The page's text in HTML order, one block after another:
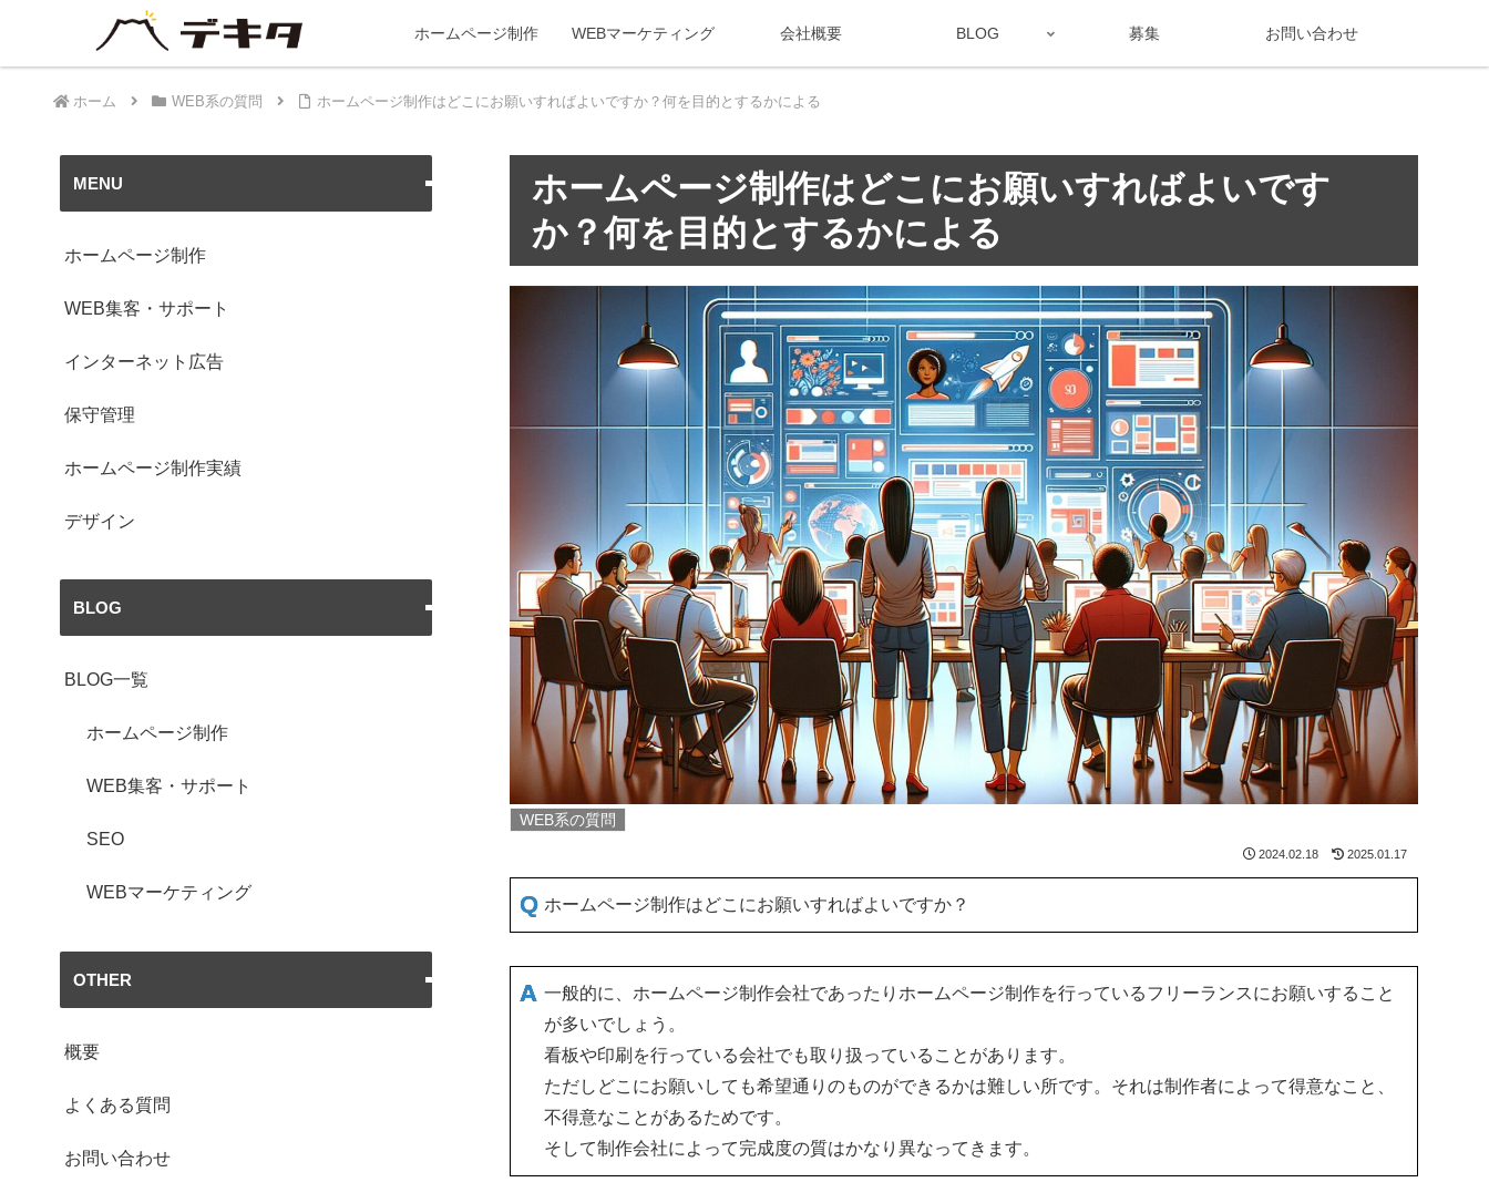
ホームページ制作 WEBマーケティング 会社概要 BLOG 募集 お問い合わせ
ホーム WEB系の質問 ホームページ制作はどこにお願いすればよいですか？何を目的とするかによる
ホームページ制作はどこにお願いすればよいです
か？何を目的とするかによる
WEB系の質問
2024.02.18 2025.01.17
ホームページ制作はどこにお願いすればよいですか？
一般的に、ホームページ制作会社であったりホームページ制作を行っているフリーランスにお願いすること
が多いでしょう。
看板や印刷を行っている会社でも取り扱っていることがあります。
ただしどこにお願いしても希望通りのものができるかは難しい所です。それは制作者によって得意なこと、
不得意なことがあるためです。
そして制作会社によって完成度の質はかなり異なってきます。
MENU
ホームページ制作
WEB集客・サポート
インターネット広告
保守管理
ホームページ制作実績
デザイン
BLOG
BLOG一覧
ホームページ制作
WEB集客・サポート
SEO
WEBマーケティング
OTHER
概要
よくある質問
お問い合わせ